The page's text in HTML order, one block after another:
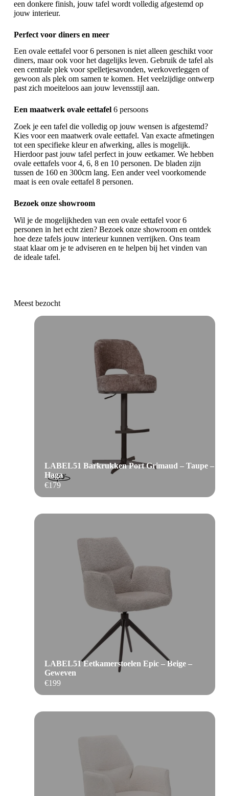
een donkere finish, jouw tafel wordt volledig afgestemd op
jouw interieur.
Perfect voor diners en meer
Een ovale eettafel voor 6 personen is niet alleen geschikt voor
diners, maar ook voor het dagelijks leven. Gebruik de tafel als
een centrale plek voor spelletjesavonden, werkoverleggen of
gewoon als plek om samen te komen. Het veelzijdige ontwerp
past zich moeiteloos aan jouw levensstijl aan.
Een maatwerk ovale eettafel6 persoons
Zoek je een tafel die volledig op jouw wensen is afgestemd?
Kies voor een maatwerk ovale eettafel. Van exacte afmetingen
tot een specifieke kleur en afwerking, alles is mogelijk.
Hierdoor past jouw tafel perfect in jouw eetkamer. We hebben
ovale eettafels voor 4, 6, 8 en 10 personen. De bladen zijn
tussen de 160 en 300cm lang. Een ander veel voorkomende
maat is een ovale eettafel 8 personen.
Bezoek onze showroom
Wil je de mogelijkheden van een ovale eettafel voor 6
personen in het echt zien? Bezoek onze showroom en ontdek
hoe deze tafels jouw interieur kunnen verrijken. Ons team
staat klaar om je te adviseren en te helpen bij het vinden van
de ideale tafel.
Meest bezocht
€179
LABEL51 Barkrukken Port Grimaud – Taupe –
Haga
€199
LABEL51 Eetkamerstoelen Epic – Beige –
Geweven